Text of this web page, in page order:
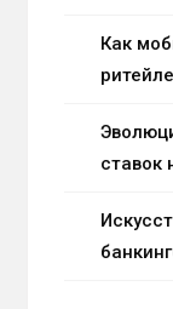
Как
ставок